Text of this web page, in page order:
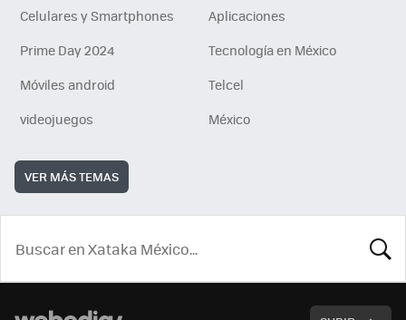
Celulares y Smartphones
Aplicaciones
Prime Day 2024
Tecnología en México
Móviles android
Telcel
videojuegos
México
VER MÁS TEMAS